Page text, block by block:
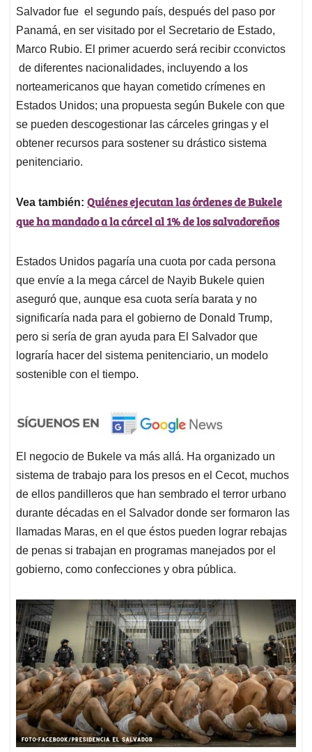
Salvador fue el segundo país, después del paso por
Panamá, en ser visitado por el Secretario de Estado,
Marco Rubio. El primer acuerdo será recibir cconvictos
de diferentes nacionalidades, incluyendo a los
norteamericanos que hayan cometido crímenes en
Estados Unidos; una propuesta según Bukele con que
se pueden descogestionar las cárceles gringas y el
obtener recursos para sostener su drástico sistema
penitenciario.
Vea también: Quiénes ejecutan las órdenes de Bukele
que ha mandado a la cárcel al 1% de los salvadoreños
Estados Unidos pagaría una cuota por cada persona
que envíe a la mega cárcel de Nayib Bukele quien
aseguró que, aunque esa cuota sería barata y no
significaría nada para el gobierno de Donald Trump,
pero si sería de gran ayuda para El Salvador que
lograría hacer del sistema penitenciario, un modelo
sostenible con el tiempo.
El negocio de Bukele va más allá. Ha organizado un
sistema de trabajo para los presos en el Cecot, muchos
de ellos pandilleros que han sembrado el terror urbano
durante décadas en el Salvador donde ser formaron las
llamadas Maras, en el que éstos pueden lograr rebajas
de penas si trabajan en programas manejados por el
gobierno, como confecciones y obra pública.